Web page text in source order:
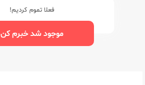
فعلا تموم کردیم!
موجود شد خبرم کن